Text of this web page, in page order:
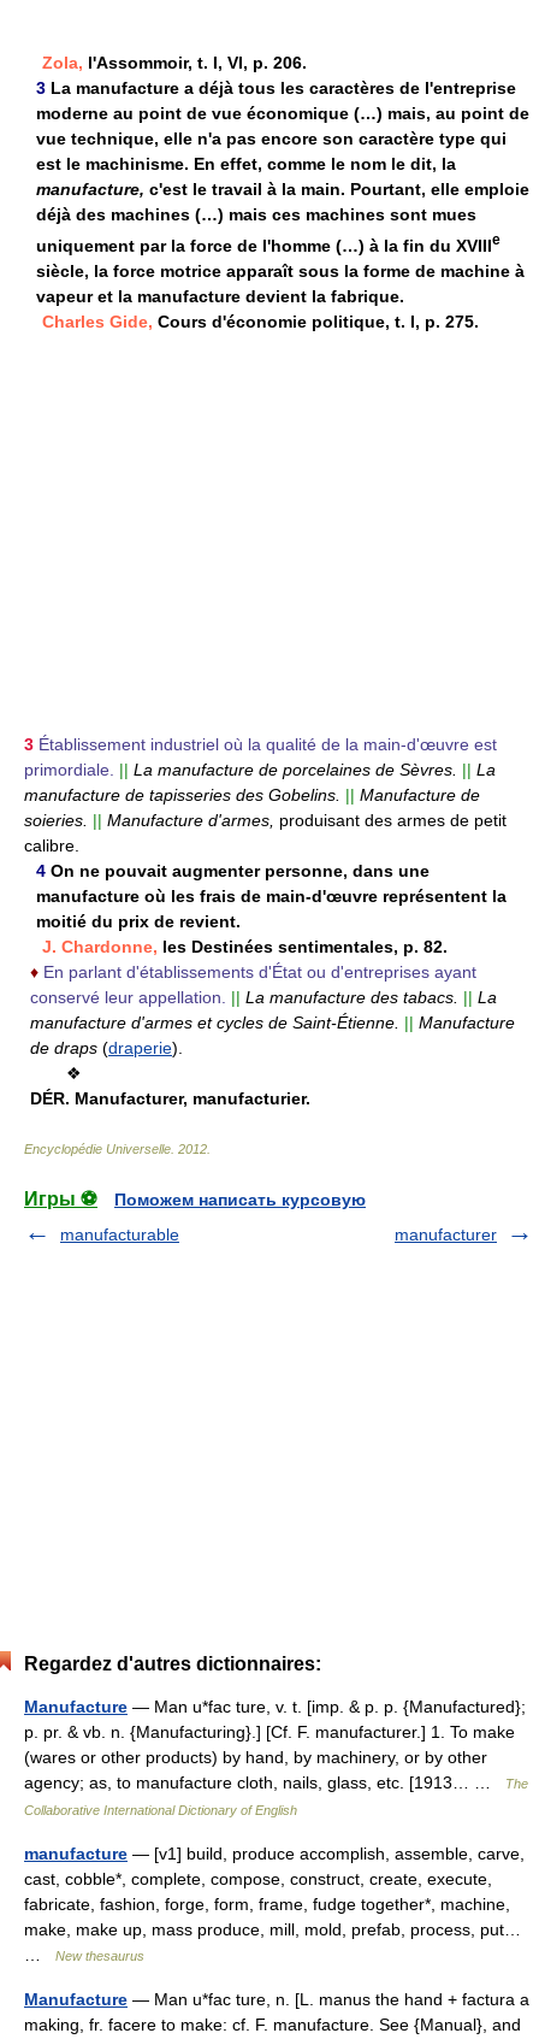
Zola, l'Assommoir, t. I, VI, p. 206.
3 La manufacture a déjà tous les caractères de l'entreprise
moderne au point de vue économique (…) mais, au point de
vue technique, elle n'a pas encore son caractère type qui
est le machinisme. En effet, comme le nom le dit, la
manufacture, c'est le travail à la main. Pourtant, elle emploie
déjà des machines (…) mais ces machines sont mues
uniquement par la force de l'homme (…) à la fin du XVIIIe
siècle, la force motrice apparaît sous la forme de machine à
vapeur et la manufacture devient la fabrique.
Charles Gide, Cours d'économie politique, t. I, p. 275.
3 Établissement industriel où la qualité de la main-d'œuvre est
primordiale. || La manufacture de porcelaines de Sèvres. || La
manufacture de tapisseries des Gobelins. || Manufacture de
soieries. || Manufacture d'armes, produisant des armes de petit
calibre.
4 On ne pouvait augmenter personne, dans une
manufacture où les frais de main-d'œuvre représentent la
moitié du prix de revient.
J. Chardonne, les Destinées sentimentales, p. 82.
♦ En parlant d'établissements d'État ou d'entreprises ayant
conservé leur appellation. || La manufacture des tabacs. || La
manufacture d'armes et cycles de Saint-Étienne. || Manufacture
de draps (draperie).
❖
DÉR. Manufacturer, manufacturier.
Encyclopédie Universelle 2012
Игры ⚽
Поможем написать курсовую
manufacturable
manufacturer
Regardez d'autres dictionnaires:
Manufacture — Man u*fac ture, v. t. [imp. & p. p. {Manufactured};
p. pr. & vb. n. {Manufacturing}.] [Cf. F. manufacturer.] 1. To make
(wares or other products) by hand, by machinery, or by other
agency; as, to manufacture cloth, nails, glass, etc. [1913… …
The
Collaborative International Dictionary of English
manufacture — [v1] build, produce accomplish, assemble, carve,
cast, cobble*, complete, compose, construct, create, execute,
fabricate, fashion, forge, form, frame, fudge together*, machine,
make, make up, mass produce, mill, mold, prefab, process, put…
…
New thesaurus
Manufacture — Man u*fac ture, n. [L. manus the hand + factura a
making, fr. facere to make: cf. F. manufacture. See {Manual}, and